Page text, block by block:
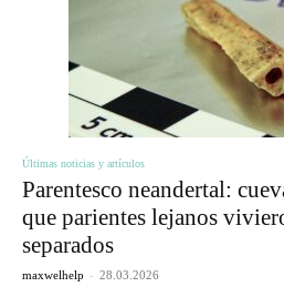
Últimas noticias y artículos
Parentesco neandertal:
que parientes lejanos
separados
maxwelhelp - 28.03.2026